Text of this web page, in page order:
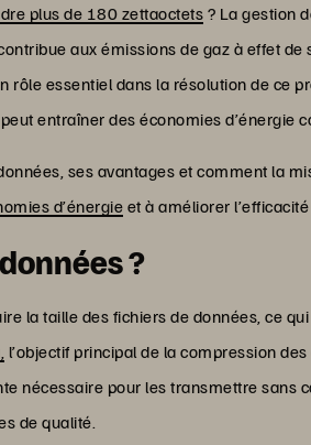
plus de 180 zettaoctets ? La gestion
aux émissions de gaz à effet
essentiel dans la résolution de ce
entraîner des économies d’énergie
ses avantages et comment la
d’énergie et à améliorer
?
la taille des fichiers de données, ce
l’objectif principal de la compression
nécessaire pour les transmettre sans
de qualité.